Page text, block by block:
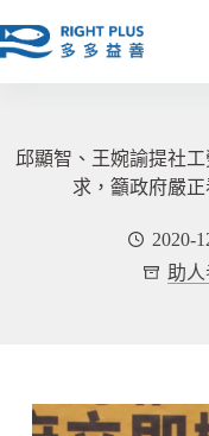
至
邱顯智、王婉諭提社
求，籲政府嚴
2020-
助